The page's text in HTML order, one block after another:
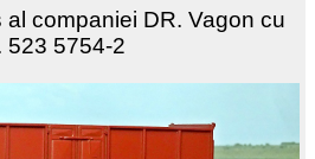
companiei DR. Vagon cu
523 5754-2